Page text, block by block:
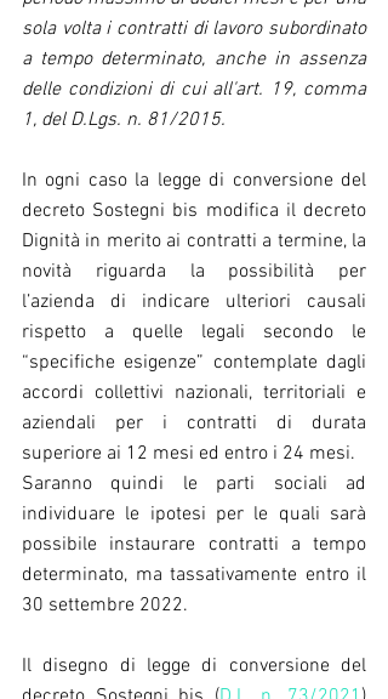
sola volta i contratti di lavoro subordinato
a tempo determinato, anche in assenza
delle condizioni di cui all'art. 19, comma
1, del D.Lgs. n. 81/2015.
In ogni caso la legge di conversione del
decreto Sostegni bis modifica il decreto
Dignità in merito ai contratti a termine, la
novità riguarda la possibilità per
l’azienda di indicare ulteriori causali
rispetto a quelle legali secondo le
“specifiche esigenze” contemplate dagli
accordi collettivi nazionali, territoriali e
aziendali per i contratti di durata
superiore ai 12 mesi ed entro i 24 mesi.
Saranno quindi le parti sociali ad
individuare le ipotesi per le quali sarà
possibile instaurare contratti a tempo
determinato, ma tassativamente entro il
30 settembre 2022.
Il disegno di legge di conversione del